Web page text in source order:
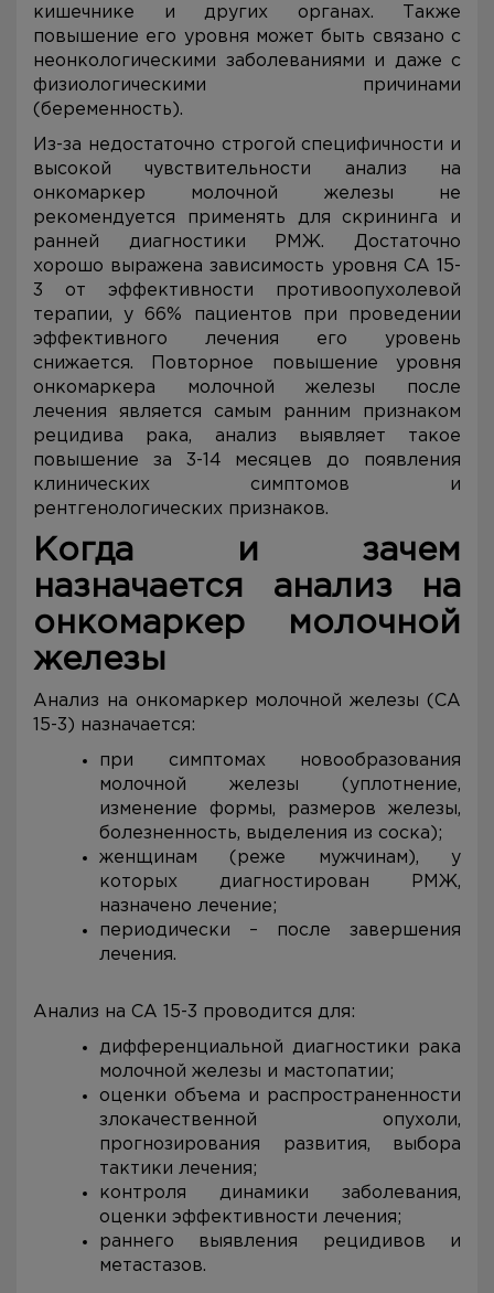
кишечнике и других органах. Также
повышение его уровня может быть связано с
неонкологическими заболеваниями и даже с
физиологическими причинами
(беременность).
Из-за недостаточно строгой специфичности и
высокой чувствительности анализ на
онкомаркер молочной железы не
рекомендуется применять для скрининга и
ранней диагностики РМЖ. Достаточно
хорошо выражена зависимость уровня CA 15-
3 от эффективности противоопухолевой
терапии, у 66% пациентов при проведении
эффективного лечения его уровень
снижается. Повторное повышение уровня
онкомаркера молочной железы после
лечения является самым ранним признаком
рецидива рака, анализ выявляет такое
повышение за 3-14 месяцев до появления
клинических симптомов и
рентгенологических признаков.
Когда и зачем
назначается анализ на
онкомаркер молочной
железы
Анализ на онкомаркер молочной железы (CA
15-3) назначается:
при симптомах новообразования
молочной железы (уплотнение,
изменение формы, размеров железы,
болезненность, выделения из соска);
женщинам (реже мужчинам), у
которых диагностирован РМЖ,
назначено лечение;
периодически – после завершения
лечения.
Анализ на CA 15-3 проводится для:
дифференциальной диагностики рака
молочной железы и мастопатии;
оценки объема и распространенности
злокачественной опухоли,
прогнозирования развития, выбора
тактики лечения;
контроля динамики заболевания,
оценки эффективности лечения;
раннего выявления рецидивов и
метастазов.